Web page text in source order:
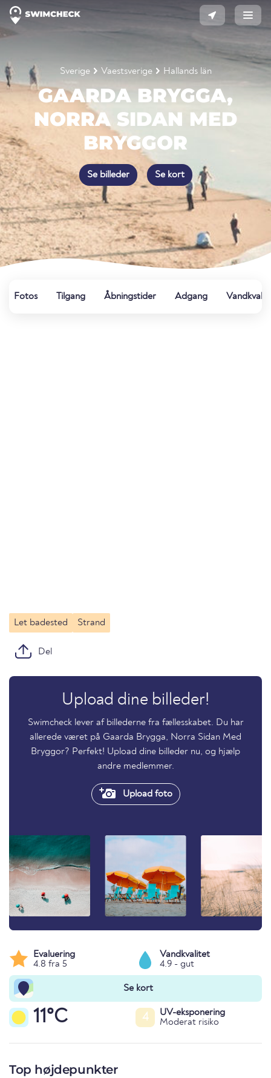
Sverige Vaestsverige Hallands län
GAARDA BRYGGA,
NORRA SIDAN MED
BRYGGOR
Se billeder Se kort
Fotos Tilgang Åbningstider Adgang
Let badested Strand
Del
Upload dine billeder!
Swimcheck lever af billederne fra fællesskabet. Du har
allerede været på Gaarda Brygga, Norra Sidan Med
Bryggor? Perfekt! Upload dine billeder nu, og hjælp
andre medlemmer.
Upload foto
Evaluering
4.8 fra 5
Vandkvalitet
4.9 - gut
Se kort
11°C 4
UV-eksponering
Moderat risiko
Top højdepunkter